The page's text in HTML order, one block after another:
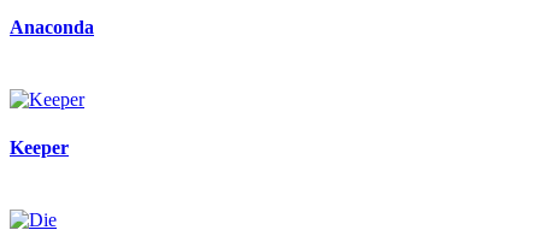
Anaconda
Keeper